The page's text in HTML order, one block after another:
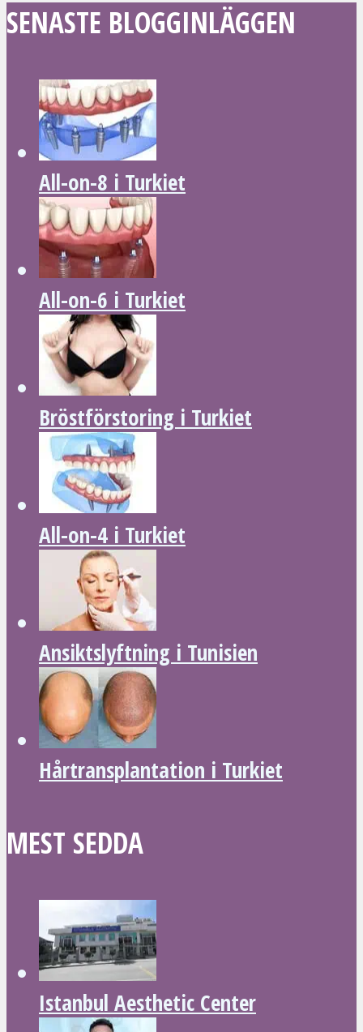
SENASTE BLOGGINLÄGGEN
All-on-8 i Turkiet
All-on-6 i Turkiet
Bröstförstoring i Turkiet
All-on-4 i Turkiet
Ansiktslyftning i Tunisien
Hårtransplantation i Turkiet
MEST SEDDA
Istanbul Aesthetic Center